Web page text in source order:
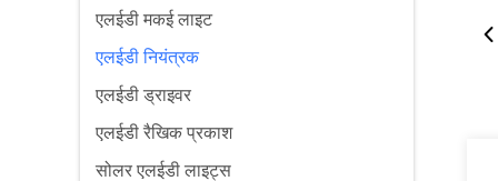
एलईडी मकई लाइट
एलईडी नियंत्रक
एलईडी ड्राइवर
एलईडी रैखिक प्रकाश
सोलर एलईडी लाइट्स